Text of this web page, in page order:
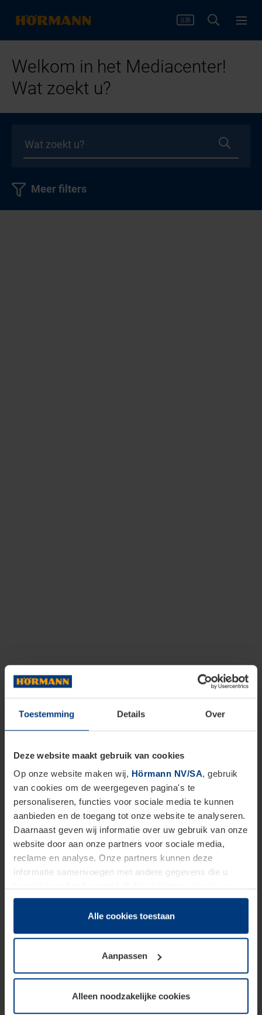
Toestemming Details Over
Deze website maakt gebruik van cookies
Op onze website maken wij, Hörmann NV/SA, gebruik
van cookies om de weergegeven pagina's te
personaliseren, functies voor sociale media te kunnen
aanbieden en de toegang tot onze website te analyseren.
Daarnaast geven wij informatie over uw gebruik van onze
website door aan onze partners voor sociale media,
reclame en analyse. Onze partners kunnen deze
informatie samenvoegen met andere gegevens die u
hun diensten hebben verzameld.
Juridisch hebben wij het recht om cookies op uw
van deze pagina's absoluut vereist is. Voor alle andere
soorten cookies is uw toestemming benodigd. Uw
toestemming kunt u op elk moment bij de uitleg van de
wijzigen of herroepen.
Alle cookies toestaan
Aanpassen
Alleen noodzakelijke cookies
Welkom in het Mediacenter!
Wat zoekt u?
Meer filters